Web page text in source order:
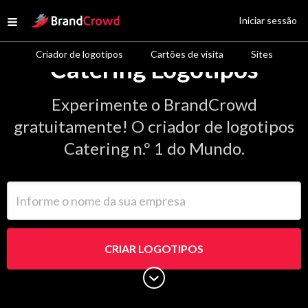
Open menu
Site Logo
Criador de logotipos Cartões de visita Sites
Iniciar sessão
Catering Logotipos
Experimente o BrandCrowd
gratuitamente! O criador de logotipos
Catering n.º 1 do Mundo.
CRIAR LOGOTIPOS